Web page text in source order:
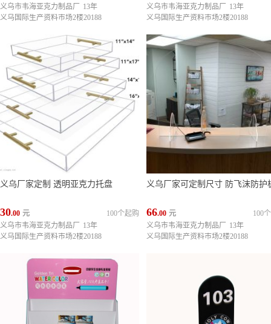
义乌市韦海亚克力制品厂
13年
义乌国际生产资料市场2楼20188
义乌市韦海亚克力制品厂
13年
义乌国际生产资料市场2楼20188
义乌厂家定制 透明亚克力托盘
30.00 元
100个起购
义乌市韦海亚克力制品厂
13年
义乌国际生产资料市场2楼20188
义乌厂家可定制尺寸 防飞沫防护
66.00 元
100
义乌市韦海亚克力制品厂
13年
义乌国际生产资料市场2楼20188